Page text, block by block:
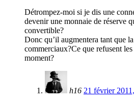
Détrompez-moi si je dis une
devenir une monnaie de réserve
convertible?
Donc qu’il augmentera tant que
commerciaux?Ce que refusent
moment?
h16 21 février